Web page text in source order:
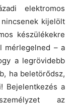
elektromos
kijelölt
készülékekre
mérlegelned – a
a legrövidebb
ha beletörődsz,
Bejelentkezés a
az